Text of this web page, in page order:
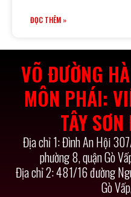
ĐỌC THÊM »
VÕ ĐƯỜNG
MÔN PHÁI:
TÂY
Địa chỉ 1: Đình An Hội
phường 8, quận Gò
Địa chỉ 2: 481/16 đường
Gò